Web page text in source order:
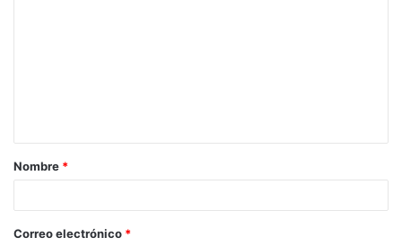
Nombre *
Correo electrónico *